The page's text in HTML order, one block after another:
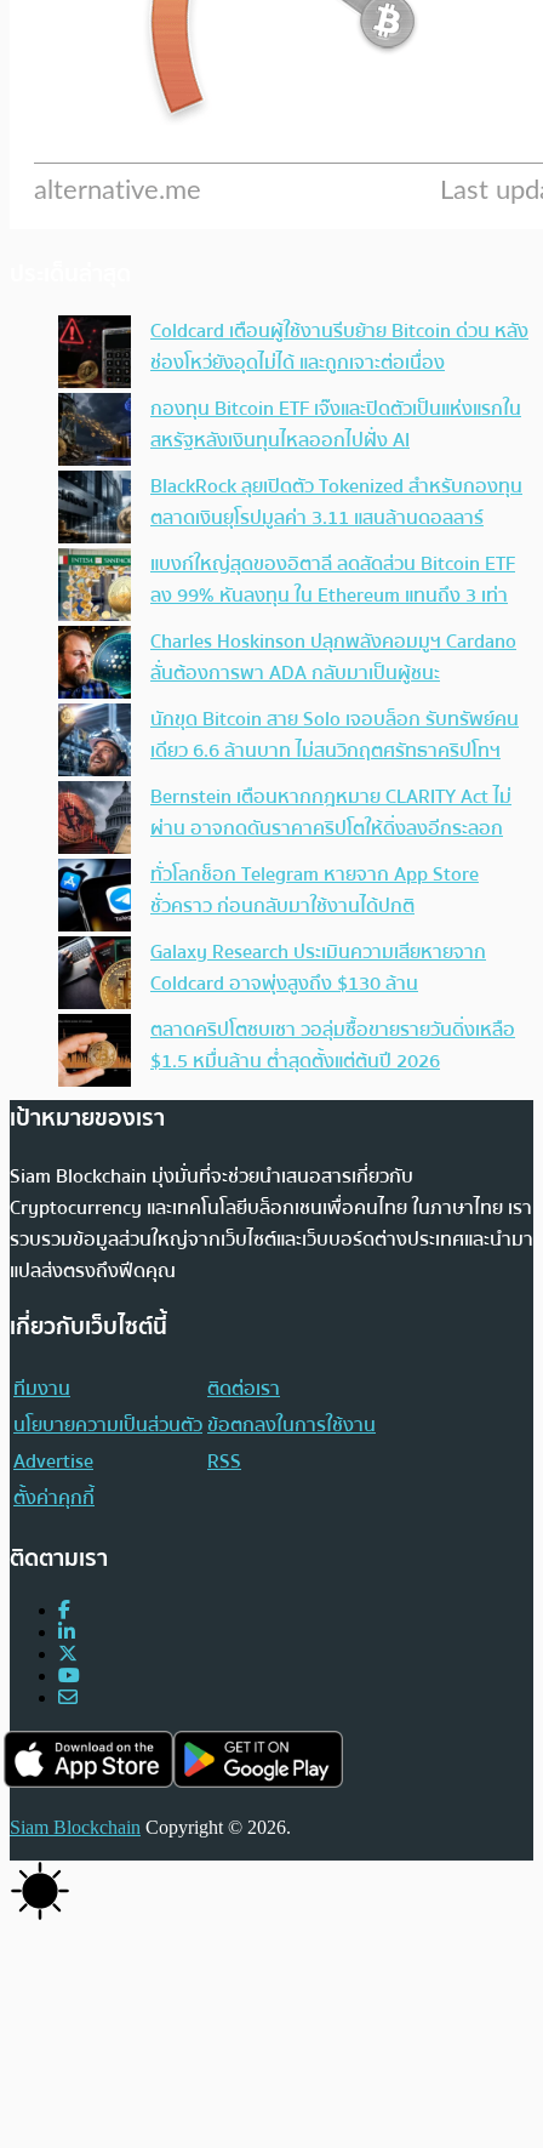
Coldcard เตือนผู้ใช้งานรีบย้าย Bitcoin ด่วน หลัง
ช่องโหว่ยังอุดไม่ได้ และถูกเจาะต่อเนื่อง
กองทุน Bitcoin ETF เจ๊งและปิดตัวเป็นแห่งแรกใน
สหรัฐหลังเงินทุนไหลออกไปฝั่ง AI
BlackRock ลุยเปิดตัว Tokenized สำหรับกองทุน
ตลาดเงินยุโรปมูลค่า 3.11 แสนล้านดอลลาร์
แบงก์ใหญ่สุดของอิตาลี ลดสัดส่วน Bitcoin ETF
ลง 99% หันลงทุน ใน Ethereum แทนถึง 3 เท่า
Charles Hoskinson ปลุกพลังคอมมูฯ Cardano
ลั่นต้องการพา ADA กลับมาเป็นผู้ชนะ
นักขุด Bitcoin สาย Solo เจอบล็อก รับทรัพย์คน
เดียว 6.6 ล้านบาท ไม่สนวิกฤตศรัทธาคริปโทฯ
Bernstein เตือนหากกฎหมาย CLARITY Act ไม่
ผ่าน อาจกดดันราคาคริปโตให้ดิ่งลงอีกระลอก
ทั่วโลกช็อก Telegram หายจาก App Store
ชั่วคราว ก่อนกลับมาใช้งานได้ปกติ
Galaxy Research ประเมินความเสียหายจาก
Coldcard อาจพุ่งสูงถึง $130 ล้าน
ตลาดคริปโตซบเซา วอลุ่มซื้อขายรายวันดิ่งเหลือ
$1.5 หมื่นล้าน ต่ำสุดตั้งแต่ต้นปี 2026
เป้าหมายของเรา
Siam Blockchain มุ่งมั่นที่จะช่วยนำเสนอสารเกี่ยวกับ
Cryptocurrency และเทคโนโลยีบล็อกเชนเพื่อคนไทย ในภาษาไทย เรา
รวบรวมข้อมูลส่วนใหญ่จากเว็บไซต์และเว็บบอร์ดต่างประเทศและนำมา
แปลส่งตรงถึงฟีดคุณ
เกี่ยวกับเว็บไซต์นี้
ทีมงาน
ติดต่อเรา
นโยบายความเป็นส่วนตัวข้อตกลงในการใช้งาน
Advertise
RSS
ตั้งค่าคุกกี้
ติดตามเรา
Siam Blockchain Copyright © 2026.